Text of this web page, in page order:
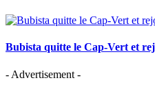
Bubista quitte le Cap-Vert et
- Advertisement -